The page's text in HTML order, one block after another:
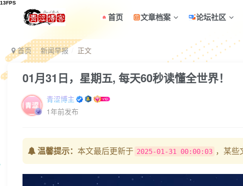
首页 文章档案 论坛社区
首页 新闻早报 正文
01月31日，星期五, 每天60秒读懂全世界！
青涩博主
1年前发布
温馨提示： 本文最后更新于 2025-01-31 00:00:03 ，某些